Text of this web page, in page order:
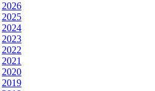
2026
2025
2024
2023
2022
2021
2020
2019